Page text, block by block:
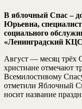
В яблочный Спас –
Юрьевна,
социального
«Ленинградский
Август — месяц трёх
христиане отмечают
Всемилостивому
отметили Яблочный
носит название